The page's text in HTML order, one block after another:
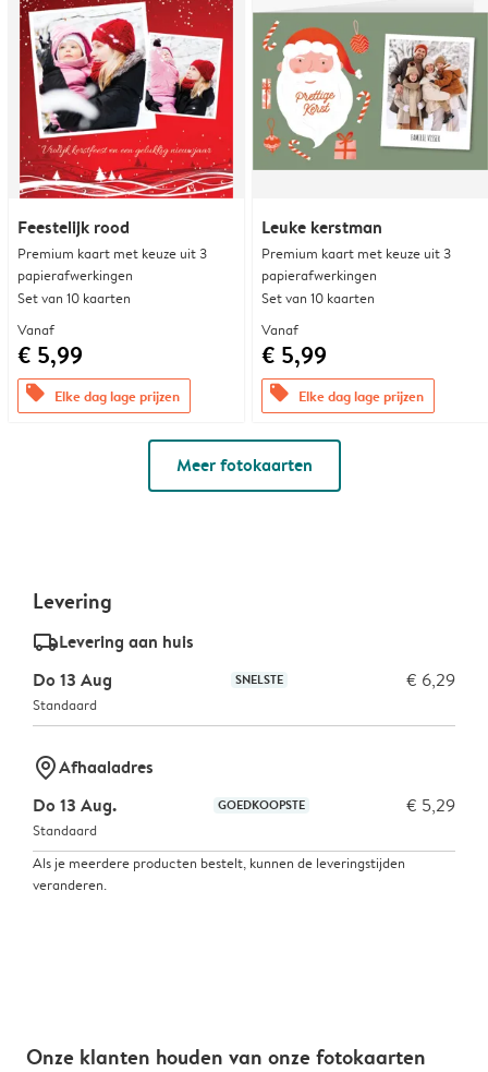
Feestelijk rood
Premium kaart met keuze uit 3
papierafwerkingen
Set van 10 kaarten
Vanaf
€ 5,99
offers Elke dag lage prijzen
Leuke kerstman
Premium kaart met keuze uit 3
papierafwerkingen
Set van 10 kaarten
Vanaf
€ 5,99
offers Elke dag lage prijzen
Meer fotokaarten
Levering
delivery_standard_v2Levering aan huis
Do 13 Aug
SNELSTE € 6,29
Standaard
marker-pinAfhaaladres
Do 13 Aug.
GOEDKOOPSTE € 5,29
Standaard
Als je meerdere producten bestelt, kunnen de leveringstijden
veranderen.
Onze klanten houden van onze fotokaarten